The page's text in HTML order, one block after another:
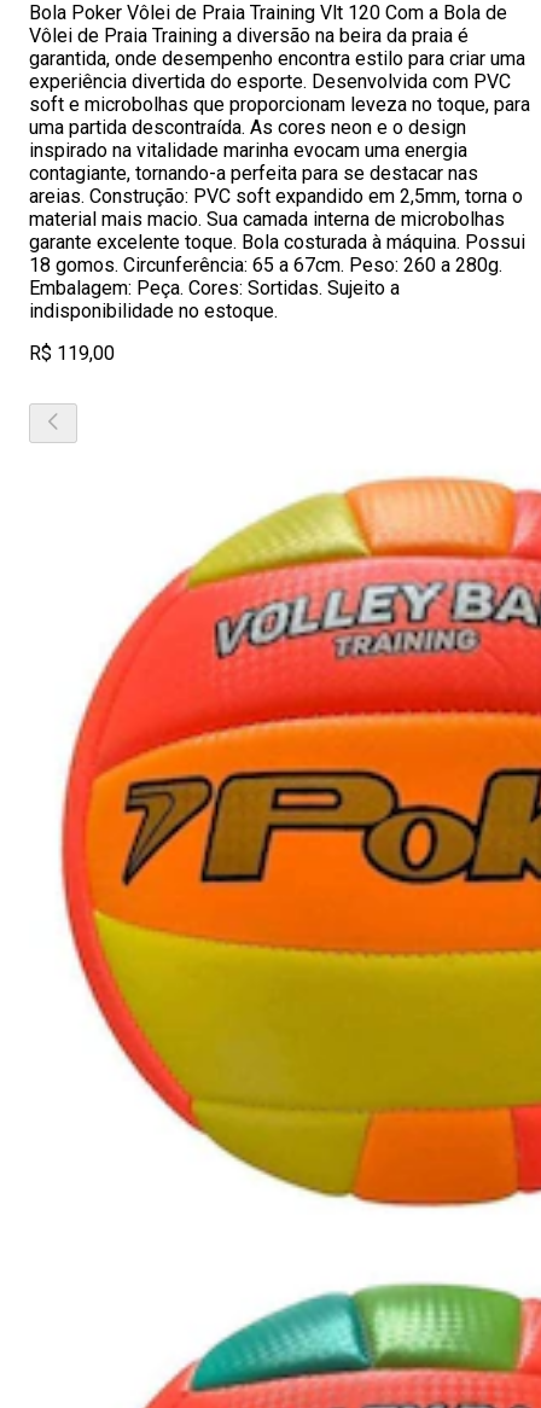
Bola Poker Vôlei de Praia Training Vlt 120 Com a Bola de
Vôlei de Praia Training a diversão na beira da praia é
garantida, onde desempenho encontra estilo para criar uma
experiência divertida do esporte. Desenvolvida com PVC
soft e microbolhas que proporcionam leveza no toque, para
uma partida descontraída. As cores neon e o design
inspirado na vitalidade marinha evocam uma energia
contagiante, tornando-a perfeita para se destacar nas
areias. Construção: PVC soft expandido em 2,5mm, torna o
material mais macio. Sua camada interna de microbolhas
garante excelente toque. Bola costurada à máquina. Possui
18 gomos. Circunferência: 65 a 67cm. Peso: 260 a 280g.
Embalagem: Peça. Cores: Sortidas. Sujeito a
indisponibilidade no estoque.
R$ 119,00